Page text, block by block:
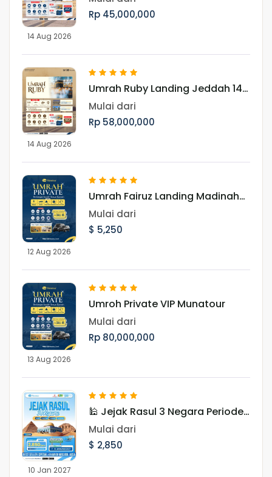
14 Aug 2026
Rp 45,000,000
14 Aug 2026
Umrah Ruby Landing Jeddah 14
Agustus 2026
Mulai dari
Rp 58,000,000
12 Aug 2026
Umrah Fairuz Landing Madinah
12 Agustus 2026
Mulai dari
$ 5,250
13 Aug 2026
Umroh Private VIP Munatour
Mulai dari
Rp 80,000,000
10 Jan 2027
🕌 Jejak Rasul 3 Negara Periode
Januari 2027
Mulai dari
$ 2,850